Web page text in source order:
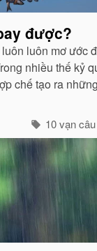
được?
luôn mơ ước
nhiều thế kỷ
chế tạo ra
10 vạn